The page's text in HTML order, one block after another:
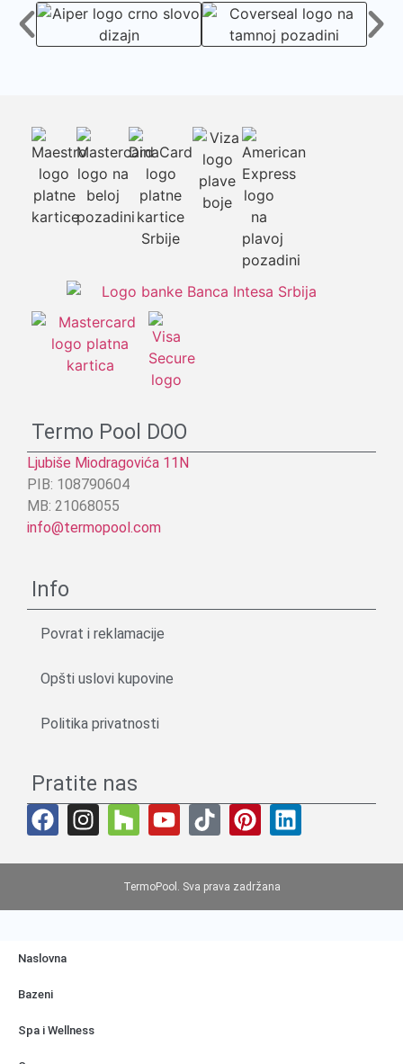
Termo Pool DOO
Ljubiše Miodragovića 11N
PIB: 108790604
MB: 21068055
info@termopool.com
Info
Povrat i reklamacije
Opšti uslovi kupovine
Politika privatnosti
Pratite nas
TermoPool. Sva prava zadržana
Naslovna
Bazeni
Spa i Wellness